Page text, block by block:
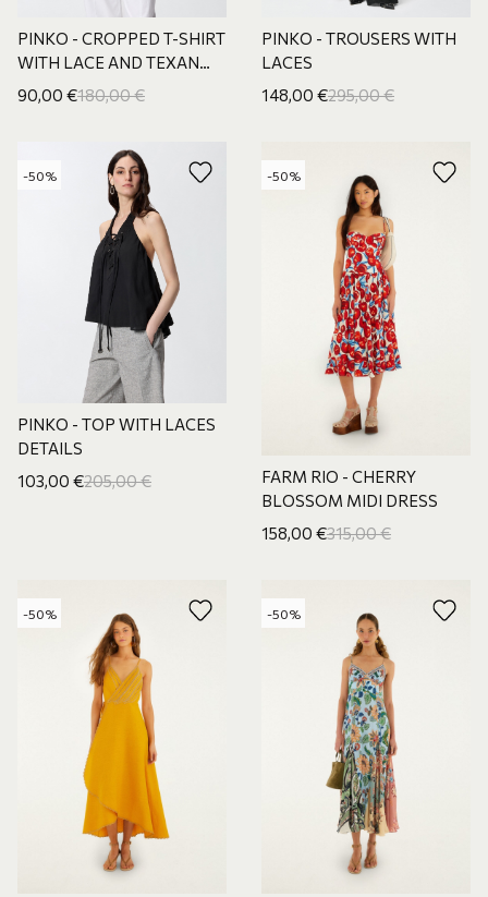
PINKO - CROPPED T-SHIRT
WITH LACE AND TEXAN
DETAILS
90,00 €180,00€
PINKO - TROUSERS WITH
LACES
148,00 €295,00€
-50%
PINKO - TOP WITH LACES
DETAILS
103,00 €205,00€
-50%
FARM RIO - CHERRY
BLOSSOM MIDI DRESS
158,00 €315,00€
-50% -50%